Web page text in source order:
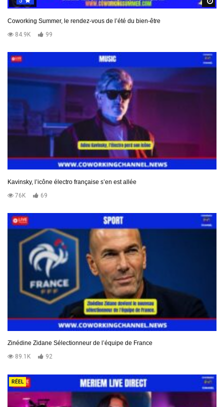
Coworking Summer, le rendez-vous de l’été du bien-être
84.9K
99
Kavinsky, l’icône électro française s’en est allée
76K
69
Zinédine Zidane Sélectionneur de l’équipe de France
89.1K
92
RÉEL